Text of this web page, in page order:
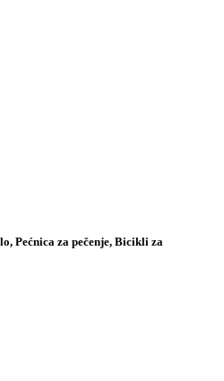
Pećnica za pečenje, Bicikli za